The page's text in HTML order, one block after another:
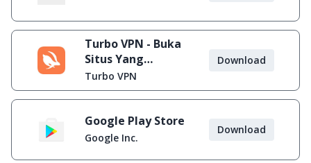
Turbo VPN - Buka
Situs Yang
Diblokir
Turbo VPN
Download
Google Play Store
Google Inc.
Download